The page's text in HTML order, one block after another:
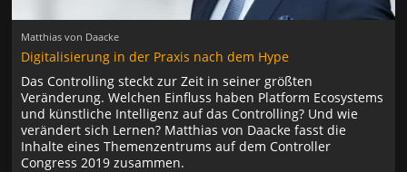
Matthias von Daacke
Digitalisierung in der Praxis nach dem Hype
Das Controlling steckt zur Zeit in seiner größten
Veränderung. Welchen Einfluss haben Platform Ecosystems
und künstliche Intelligenz auf das Controlling? Und wie
verändert sich Lernen? Matthias von Daacke fasst die
Inhalte eines Themenzentrums auf dem Controller
Congress 2019 zusammen.